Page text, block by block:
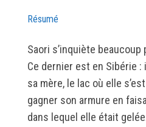
Résumé
Saori s’inquiète beaucoup
Ce dernier est en Sibérie :
sa mère, le lac où elle
gagner son armure en
dans lequel elle était